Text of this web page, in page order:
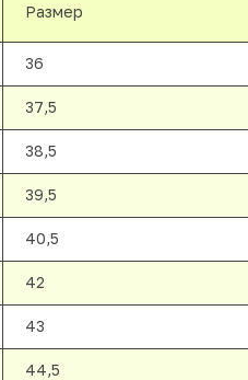
Размер
36
37,5
38,5
39,5
40,5
42
43
44,5